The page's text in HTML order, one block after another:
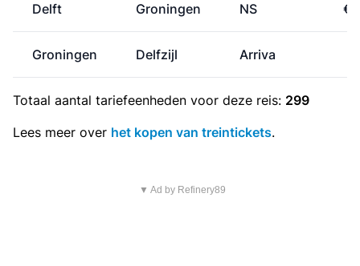
Delft Groningen NS €
Groningen Delfzijl Arriva
Totaal aantal tariefeenheden voor deze reis: 299
Lees meer over het kopen van treintickets.
▼ Ad by Refinery89